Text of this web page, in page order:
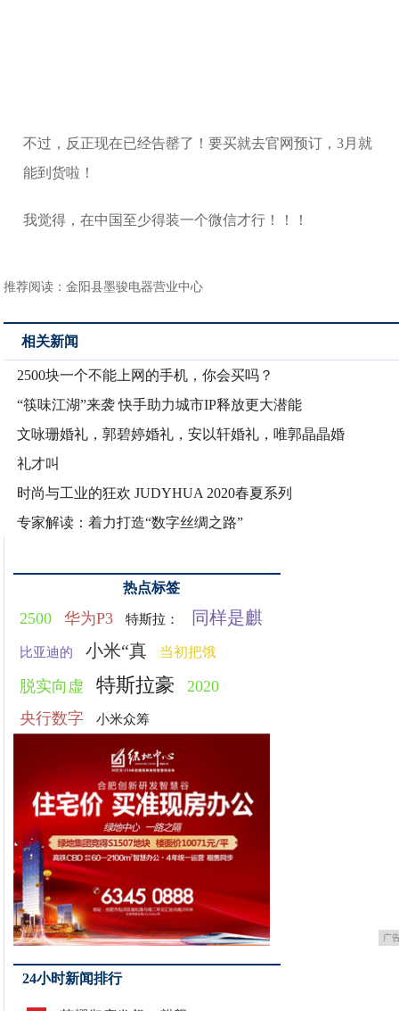
不过，反正现在已经告罄了！要买就去官网预订，3月就
能到货啦！
我觉得，在中国至少得装一个微信才行！！！
推荐阅读：金阳县墨骏电器营业中心
相关新闻
2500块一个不能上网的手机，你会买吗？
“筷味江湖”来袭 快手助力城市IP释放更大潜能
文咏珊婚礼，郭碧婷婚礼，安以轩婚礼，唯郭晶晶婚
礼才叫
时尚与工业的狂欢 JUDYHUA 2020春夏系列
专家解读：着力打造“数字丝绸之路”
热点标签
2500 华为P3 特斯拉： 同样是麒
比亚迪的 小米“真 当初把饿
脱实向虚 特斯拉豪
2020
央行数字
小米众筹
广
24小时新闻排行